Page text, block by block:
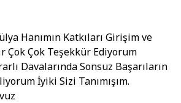
Hanımın Katkıları Girişim ve
Çok Çok Teşekkür Ediyorum
Davalarında Sonsuz Başarıların
İyiki Sizi Tanımışım.